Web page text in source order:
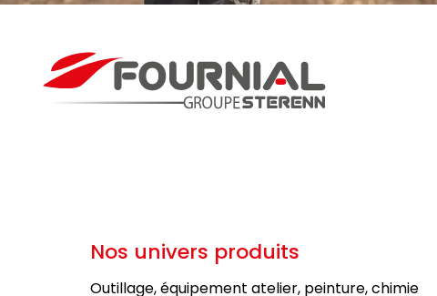
Nos univers produits
Outillage, équipement atelier, peinture, chimie